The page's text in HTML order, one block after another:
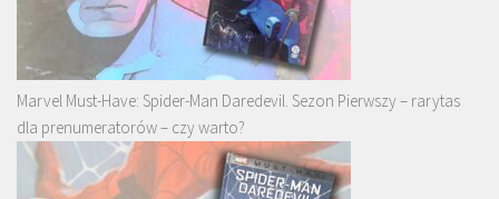
Marvel Must-Have: Spider-Man Daredevil. Sezon Pierwszy – rarytas
dla prenumeratorów – czy warto?